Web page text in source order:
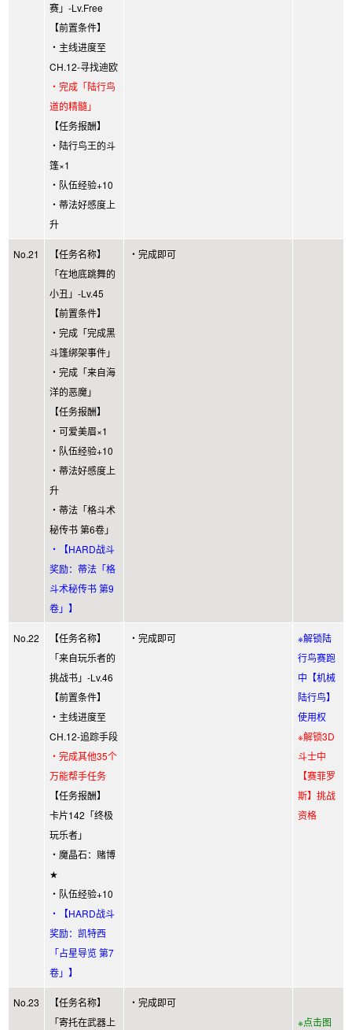
赛」-Lv.Free
【前置条件】
・主线进度至
CH.12-寻找迪欧
・完成「陆行鸟
道的精髓」
【任务报酬】
・陆行鸟王的斗
篷×1
・队伍经验+10
・蒂法好感度上
升
No.21
【任务名称】
「在地底跳舞的
小丑」-Lv.45
【前置条件】
・完成「完成黑
斗篷绑架事件」
・完成「来自海
洋的恶魔」
【任务报酬】
・可爱美眉×1
・队伍经验+10
・蒂法好感度上
升
・蒂法「格斗术
秘传书 第6卷」
・【HARD战斗
奖励：蒂法「格
斗术秘传书 第9
卷」】
・完成即可
No.22
【任务名称】
「来自玩乐者的
挑战书」-Lv.46
【前置条件】
・主线进度至
CH.12-追踪手段
・完成其他35个
万能帮手任务
【任务报酬】
卡片142「终极
玩乐者」
・魔晶石：赌博
★
・队伍经验+10
・【HARD战斗
奖励：凯特西
「占星导览 第7
卷」】
・完成即可
※解锁陆
行鸟赛跑
中【机械
陆行鸟】
使用权
※解锁3D
斗士中
【赛菲罗
斯】挑战
资格
No.23
【任务名称】
「寄托在武器上
・完成即可
※点击图